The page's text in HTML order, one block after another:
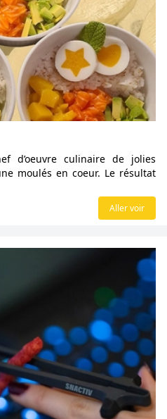
d’oeuvre culinaire de jolies
moulés en coeur. Le résultat
Aller voir